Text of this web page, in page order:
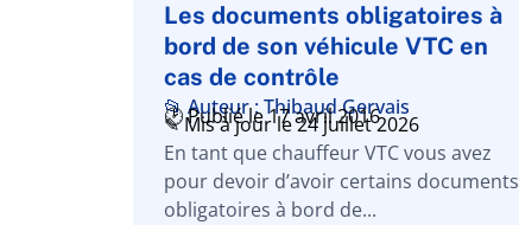
Les documents obligatoires à
bord de son véhicule VTC en
cas de contrôle
📂 Auteur : Thibaud Gervais
🕑 Publié le 17 avril 2016
✎ Mis à jour le 24 juillet 2026
En tant que chauffeur VTC vous avez
pour devoir d’avoir certains documents
obligatoires à bord de...